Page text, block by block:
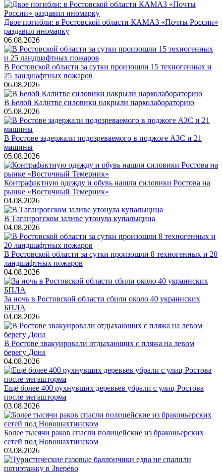
Двое погибли: в Ростовской области КАМАЗ «Почты России»
раздавил иномарку
06.08.2026
В Ростовской области за сутки произошли 15 техногенных и
25 ландшафтных пожаров
06.08.2026
В Белой Калитве силовики накрыли нарколабораторию
05.08.2026
В Ростове задержали подозреваемого в поджоге АЗС и 21
машины
05.08.2026
Контрафактную одежду и обувь нашли силовики Ростова на
рынке «Восточный Темерник»
04.08.2026
В Таганрогском заливе утонула купальщица
04.08.2026
В Ростовской области за сутки произошли 8 техногенных и 20
ландшафтных пожаров
04.08.2026
За ночь в Ростовской области сбили около 40 украинских
БПЛА
04.08.2026
В Ростове эвакуировали отдыхающих с пляжа на левом
берегу Дона
04.08.2026
Ещё более 400 рухнувших деревьев убрали с улиц Ростова
после мегашторма
03.08.2026
Более тысячи раков спасли полицейские из браконьерских
сетей под Новошахтинском
03.08.2026